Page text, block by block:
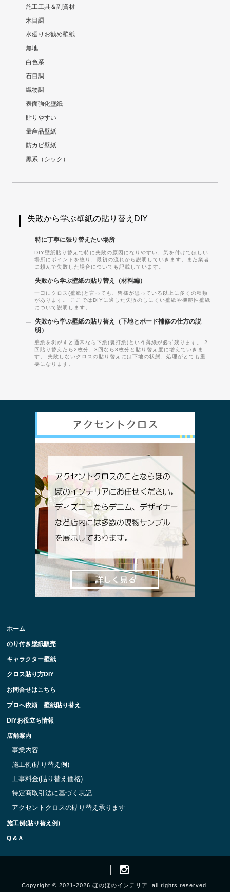
施工工具＆副資材
木目調
水廻りお勧め壁紙
無地
白色系
石目調
織物調
表面強化壁紙
貼りやすい
量産品壁紙
防カビ壁紙
黒系（シック）
失敗から学ぶ壁紙の貼り替えDIY
特に丁寧に張り替えたい場所
DIY壁紙貼り替えで特に失敗の原因になりやすい、気を付けてほしい
場所にポイントを絞り、最初の流れから説明していきます。また業者
に頼んで失敗した場合についても記載しています。
失敗から学ぶ壁紙の貼り替え（材料編）
一口にクロス(壁紙)と言っても、皆様が思っている以上に多くの種類
があります。 ここではDIYに適した失敗のしにくい壁紙や機能性壁紙
について説明します。
失敗から学ぶ壁紙の貼り替え（下地とボード補修の仕方の説
明）
壁紙を剥がすと通常なら下紙(裏打紙)という薄紙が必ず残ります。 2
回貼り替えたら2枚分、3回なら3枚分と貼り替え度に増えていきま
す。 失敗しないクロスの貼り替えには下地の状態、処理がとても重
要になります。
ホーム
のり付き壁紙販売
キャラクター壁紙
クロス貼り方DIY
お問合せはこちら
プロへ依頼 壁紙貼り替え
DIYお役立ち情報
店舗案内
事業内容
施工例(貼り替え例)
工事料金(貼り替え価格)
特定商取引法に基づく表記
アクセントクロスの貼り替え承ります
施工例(貼り替え例)
Q &Ａ
Copyright © 2021-2026 ほのぼのインテリア. all rights reserved.